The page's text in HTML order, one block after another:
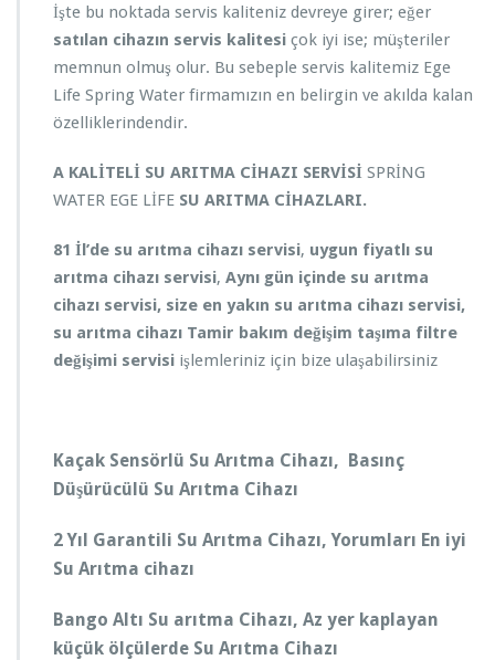
İşte bu noktada servis kaliteniz devreye girer; eğer
satılan cihazın servis kalitesi çok iyi ise; müşteriler
memnun olmuş olur. Bu sebeple servis kalitemiz Ege
Life Spring Water firmamızın en belirgin ve akılda kalan
özelliklerindendir.
A KALİTELİ SU ARITMA CİHAZI SERVİSİ SPRİNG
WATER EGE LİFE SU ARITMA CİHAZLARI.
81 İl’de su arıtma cihazı servisi, uygun fiyatlı su
arıtma cihazı servisi, Aynı gün içinde su arıtma
cihazı servisi, size en yakın su arıtma cihazı servisi,
su arıtma cihazı Tamir bakım değişim taşıma filtre
değişimi servisi işlemleriniz için bize ulaşabilirsiniz
Kaçak Sensörlü Su Arıtma Cihazı, Basınç
Düşürücülü Su Arıtma Cihazı
2 Yıl Garantili Su Arıtma Cihazı, Yorumları En iyi
Su Arıtma cihazı
Bango Altı Su arıtma Cihazı, Az yer kaplayan
küçük ölçülerde Su Arıtma Cihazı